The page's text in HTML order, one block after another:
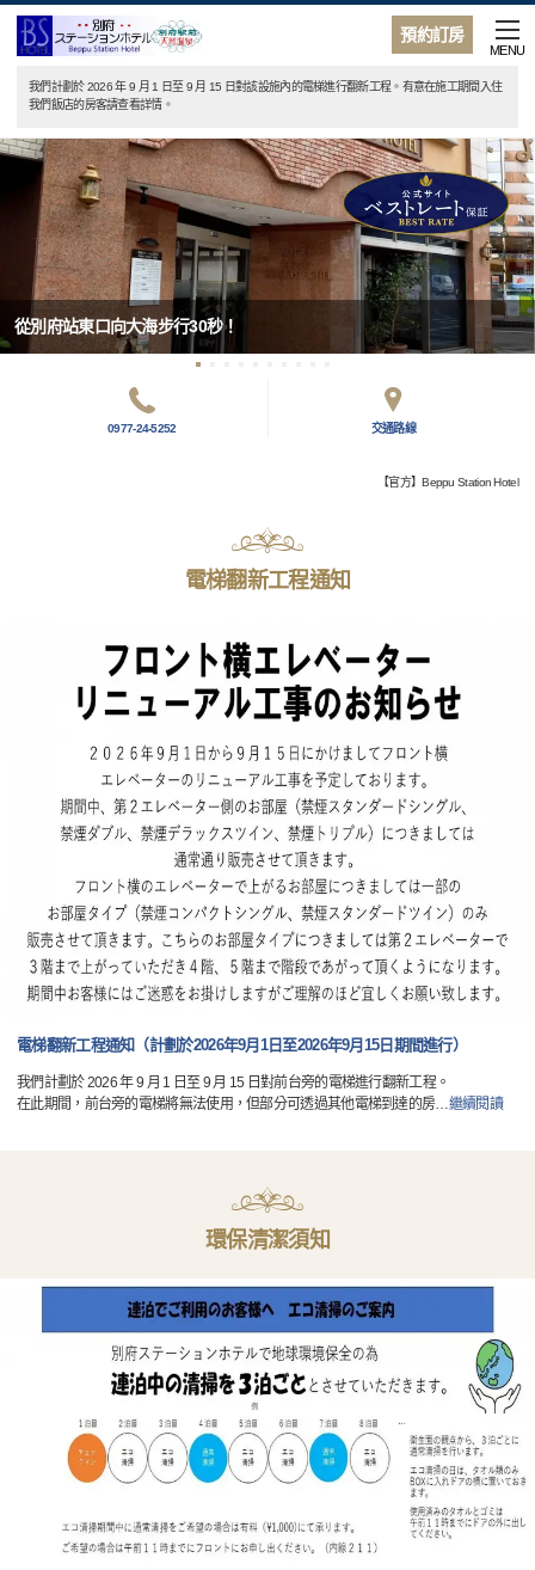
預約訂房
MENU
我們計劃於 2026 年 9 月 1 日至 9 月 15 日對該設施內的電梯進行翻新工程。有意在施工期間入住
我們飯店的房客請查看詳情。
從別府站東口向大海步行30秒！
0977-24-5252 交通路線
【官方】Beppu Station Hotel
電梯翻新工程通知
電梯翻新工程通知（計劃於2026年9月1日至2026年9月15日期間進行）
我們計劃於 2026 年 9 月 1 日至 9 月 15 日對前台旁的電梯進行翻新工程。
在此期間，前台旁的電梯將無法使用，但部分可透過其他電梯到達的房…繼續閱讀
環保清潔須知